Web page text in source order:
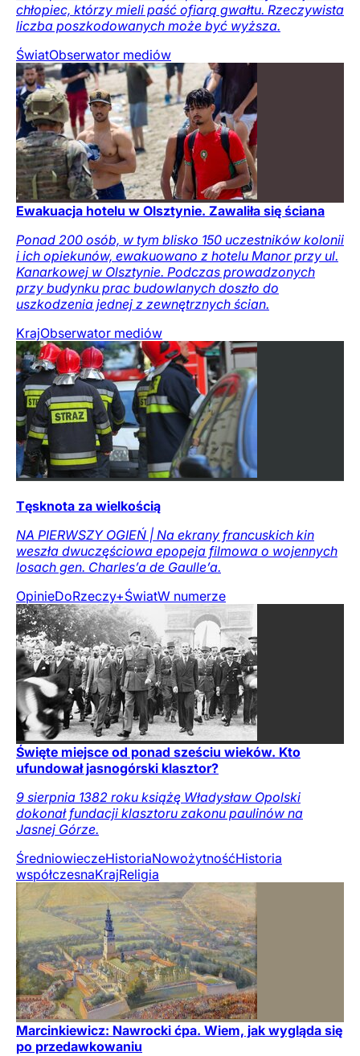
chłopiec, którzy mieli paść ofiarą gwałtu. Rzeczywista
liczba poszkodowanych może być wyższa.
ŚwiatObserwator mediów
Ewakuacja hotelu w Olsztynie. Zawaliła się ściana
Ponad 200 osób, w tym blisko 150 uczestników kolonii
i ich opiekunów, ewakuowano z hotelu Manor przy ul.
Kanarkowej w Olsztynie. Podczas prowadzonych
przy budynku prac budowlanych doszło do
uszkodzenia jednej z zewnętrznych ścian.
KrajObserwator mediów
Tęsknota za wielkością
NA PIERWSZY OGIEŃ | Na ekrany francuskich kin
weszła dwuczęściowa epopeja filmowa o wojennych
losach gen. Charles’a de Gaulle’a.
OpinieDoRzeczy+ŚwiatW numerze
Święte miejsce od ponad sześciu wieków. Kto
ufundował jasnogórski klasztor?
9 sierpnia 1382 roku książę Władysław Opolski
dokonał fundacji klasztoru zakonu paulinów na
Jasnej Górze.
ŚredniowieczeHistoriaNowożytnośćHistoria
współczesnaKrajReligia
Marcinkiewicz: Nawrocki ćpa. Wiem, jak wygląda się
po przedawkowaniu